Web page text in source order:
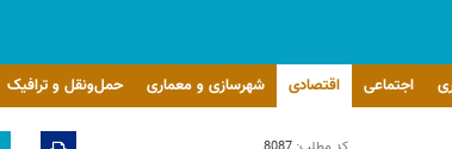
اجتماعی اقتصادی شهرسازی و معماری حمل‌ونقل و ترافیک